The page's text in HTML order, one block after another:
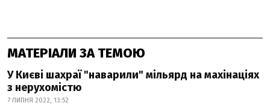
МАТЕРІАЛИ ЗА ТЕМОЮ
У Києві шахраї "наварили" мільярд на махінаціях
з нерухомістю
7 ЛИПНЯ 2022, 13:52